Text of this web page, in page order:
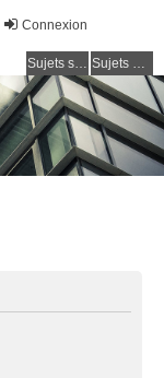
Connexion
Sujets sans réponse Sujets actifs